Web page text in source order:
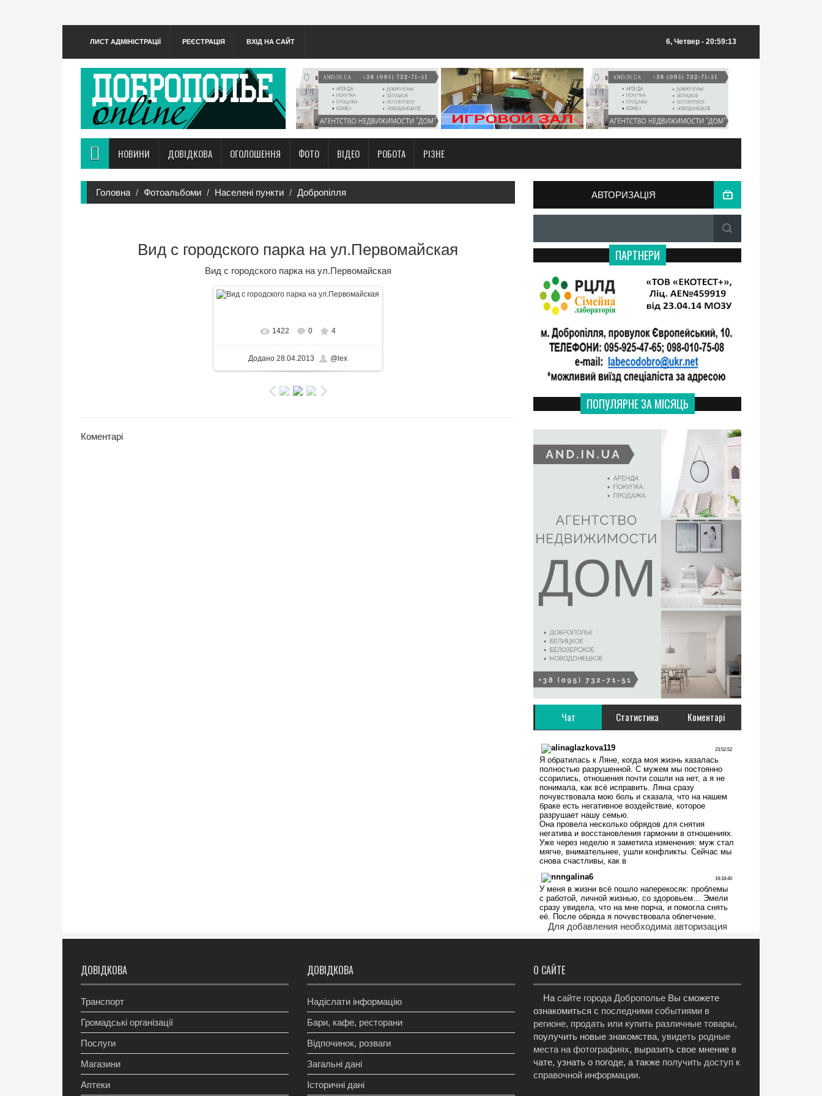
ЛИСТ АДМІНІСТРАЦІЇ РЕЄСТРАЦІЯ ВХІД НА САЙТ 6, Четвер - 20:59:13
НОВИНИ ДОВІДКОВА ОГОЛОШЕННЯ ФОТО ВІДЕО РОБОТА РІЗНЕ
Головна Фотоальбоми Населені пункти Добропілля
Вид с городского парка на ул.Первомайская
Вид с городского парка на ул.Первомайская
1318.1KB
1422 0 4
Додано 28.04.2013 @lex
Коментарі
АВТОРИЗАЦІЯ
ПАРТНЕРИ
ПОПУЛЯРНЕ ЗА МІСЯЦЬ
Чат Статистика Коментарі
Для добавления необходима авторизация
ДОВІДКОВА
Транспорт
Громадські організації
Послуги
Магазини
Аптеки
ДОВІДКОВА
Надіслати інформацію
Бари, кафе, ресторани
Відпочинок, розваги
Загальні дані
Історичні дані
О САЙТЕ
На сайте города Доброполье Вы сможете
ознакомиться с последними событиями в
регионе, продать или купить различные товары,
поулучить новые знакомства, увидеть родные
места на фотографиях, выразить свое мнение в
чате, узнать о погоде, а также получить доступ к
справочной информации.